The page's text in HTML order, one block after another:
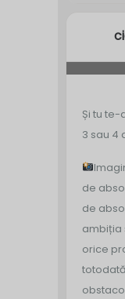
Și tu
3 sau 4
de
de
ambiția
orice